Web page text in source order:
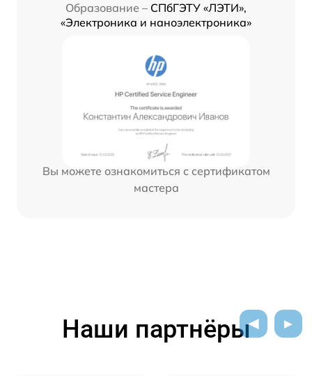
Образование – СПбГЭТУ «ЛЭТИ»,
«Электроника и наноэлектроника»
Вы можете ознакомиться с сертификатом
мастера
Наши партнёры